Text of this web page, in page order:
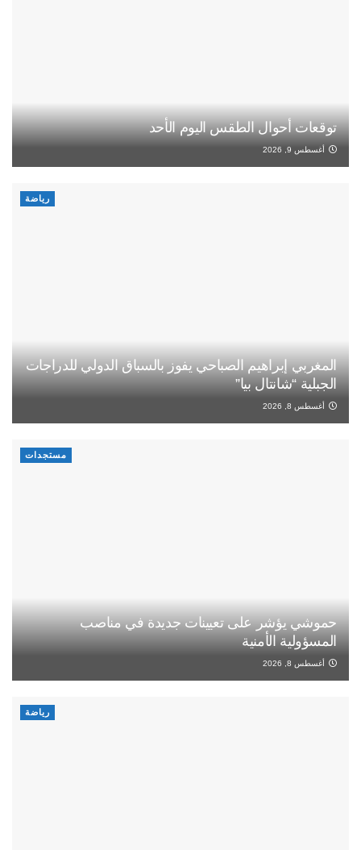
توقعات أحوال الطقس اليوم الأحد
أغسطس 9, 2026
رياضة
المغربي إبراهيم الصباحي يفوز بالسباق الدولي للدراجات
الجبلية “شانتال بيا”
أغسطس 8, 2026
مستجدات
حموشي يؤشر على تعيينات جديدة في مناصب
المسؤولية الأمنية
أغسطس 8, 2026
رياضة